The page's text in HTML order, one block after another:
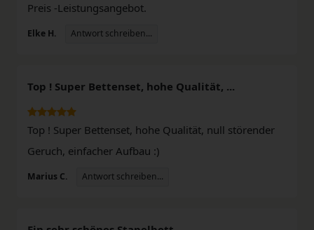
Preis -Leistungsangebot.
Elke H. Antwort schreiben...
Top ! Super Bettenset, hohe Qualität, ...
Top ! Super Bettenset, hohe Qualität, null störender
Geruch, einfacher Aufbau :)
Marius C. Antwort schreiben...